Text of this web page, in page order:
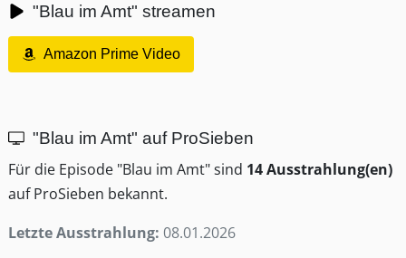
"Blau im Amt" streamen
Amazon Prime Video
"Blau im Amt" auf ProSieben
Für die Episode "Blau im Amt" sind 14 Ausstrahlung(en)
auf ProSieben bekannt.
Letzte Ausstrahlung: 08.01.2026